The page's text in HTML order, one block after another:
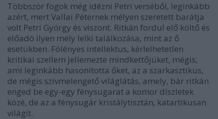
Többször fogok még idézni Petri verséből, leginkább
azért, mert Vallai Péternek mélyen szeretett barátja
volt Petri György és viszont. Ritkán fordul elő költő és
előadó ilyen mély lelki találkozása, mint az ő
esetükben. Fölényes intellektus, kérlelhetetlen
kritikai szellem jellemezte mindkettőjüket, mégis,
ami leginkább hasonította őket, az a szarkasztikus,
de mégis szívmelengető világlátás, amely, bár ritkán
enged be egy-egy fénysugarat a komor díszletek
közé, de az a fénysugár kristálytisztán, katartikusan
világít.